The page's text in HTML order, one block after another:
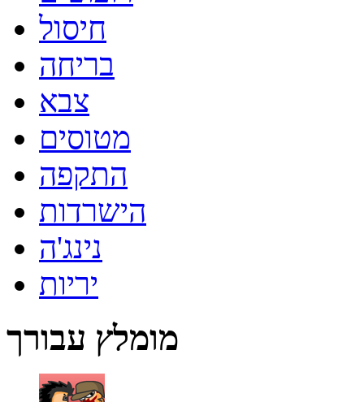
חיסול
בריחה
צבא
מטוסים
התקפה
הישרדות
נינג'ה
יריות
מומלץ עבורך